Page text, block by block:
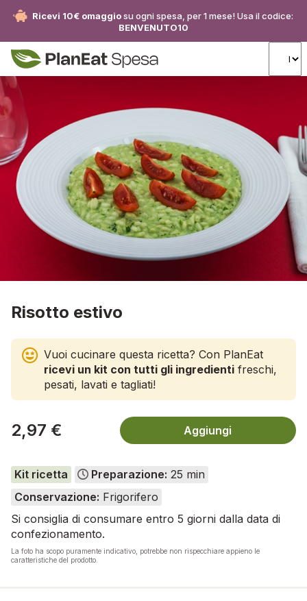
Ricevi 10€ omaggiosu ogni spesa, per 1 mese! Usa il codice:
BENVENUTO10
Risotto estivo
Vuoi cucinare questa ricetta? Con PlanEat
ricevi un kit con tutti gli ingredienti freschi,
pesati, lavati e tagliati!
2,97 € Aggiungi
Kit ricetta Preparazione: 25 min
Conservazione: Frigorifero
Si consiglia di consumare entro 5 giorni dalla data di
confezionamento.
La foto ha scopo puramente indicativo, potrebbe non rispecchiare appieno le
caratteristiche del prodotto.